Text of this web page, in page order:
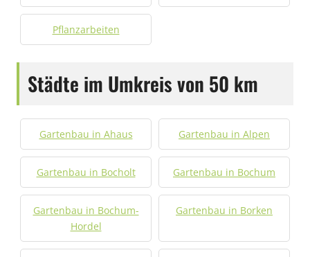
Pflanzarbeiten
Städte im Umkreis von 50 km
Gartenbau in Ahaus Gartenbau in Alpen
Gartenbau in Bocholt Gartenbau in Bochum
Gartenbau in Bochum-
Hordel
Gartenbau in Borken